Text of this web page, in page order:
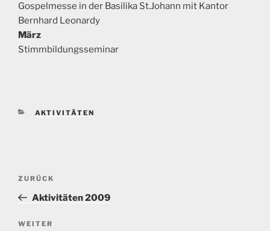
Gospelmesse in der Basilika St.Johann mit Kantor
Bernhard Leonardy
März
Stimmbildungsseminar
KATEGORIEN
AKTIVITÄTEN
Beitragsnavigation
Vorheriger
Beitrag
ZURÜCK
Aktivitäten 2009
Nächster
WEITER